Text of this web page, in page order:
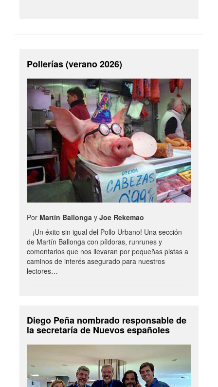
Pollerías (verano 2026)
Por Martín Ballonga y Joe Rekemao
¡Un éxito sin igual del Pollo Urbano! Una sección
de Martín Ballonga con píldoras, runrunes y
comentarios que nos llevaran por pequeñas pistas a
caminos de interés asegurado para nuestros
lectores…
Diego Peña nombrado responsable de
la secretaría de Nuevos españoles